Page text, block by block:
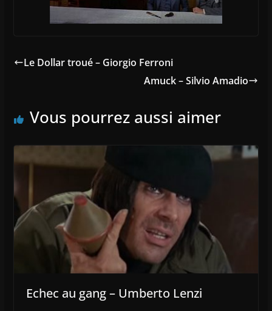
Le Dollar troué – Giorgio Ferroni
Amuck – Silvio Amadio
Vous pourrez aussi aimer
Echec au gang – Umberto Lenzi